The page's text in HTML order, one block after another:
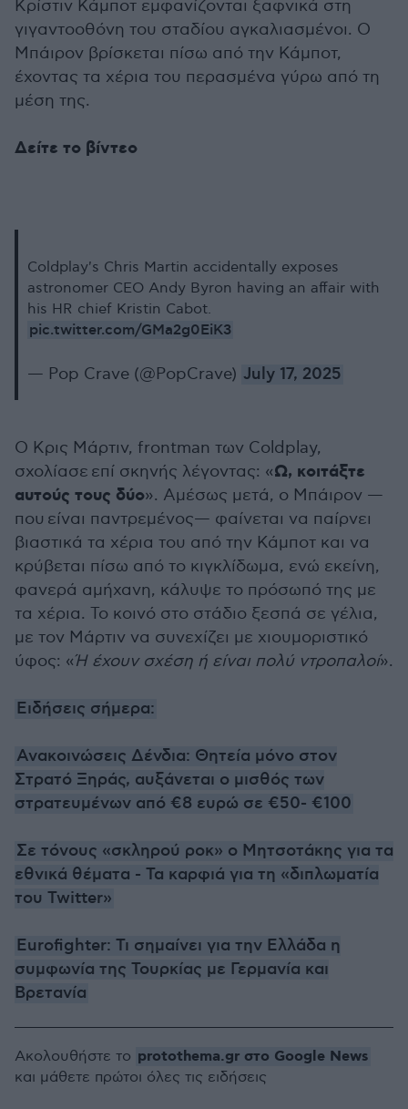
Κρίστιν Κάμποτ εμφανίζονται ξαφνικά στη
γιγαντοοθόνη του σταδίου αγκαλιασμένοι. Ο
Μπάιρον βρίσκεται πίσω από την Κάμποτ,
έχοντας τα χέρια του περασμένα γύρω από τη
μέση της.
Δείτε το βίντεο
Coldplay's Chris Martin accidentally exposes
astronomer CEO Andy Byron having an affair with
his HR chief Kristin Cabot.
pic.twitter.com/GMa2g0EiK3
— Pop Crave (@PopCrave) July 17, 2025
Ο Κρις Μάρτιν, frontman των Coldplay,
σχολίασε επί σκηνής λέγοντας: «Ω, κοιτάξτε
αυτούς τους δύο». Αμέσως μετά, ο Μπάιρον —
που είναι παντρεμένος— φαίνεται να παίρνει
βιαστικά τα χέρια του από την Κάμποτ και να
κρύβεται πίσω από το κιγκλίδωμα, ενώ εκείνη,
φανερά αμήχανη, κάλυψε το πρόσωπό της με
τα χέρια. Το κοινό στο στάδιο ξεσπά σε γέλια,
με τον Μάρτιν να συνεχίζει με χιουμοριστικό
ύφος: «Ή έχουν σχέση ή είναι πολύ ντροπαλοί».
Ειδήσεις σήμερα:
Ανακοινώσεις Δένδια: Θητεία μόνο στον
Στρατό Ξηράς, αυξάνεται ο μισθός των
στρατευμένων από €8 ευρώ σε €50- €100
Σε τόνους «σκληρού ροκ» ο Μητσοτάκης για τα
εθνικά θέματα - Τα καρφιά για τη «διπλωματία
του Twitter»
Eurofighter: Τι σημαίνει για την Ελλάδα η
συμφωνία της Τουρκίας με Γερμανία και
Βρετανία
Ακολουθήστε το protothema.gr στο Google News
και μάθετε πρώτοι όλες τις ειδήσεις